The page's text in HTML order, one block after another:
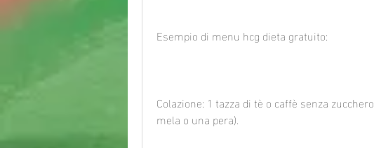
Esempio di menu hcg dieta gratuito:
Colazione: 1 tazza di tè o caffè senza
mela o una pera).